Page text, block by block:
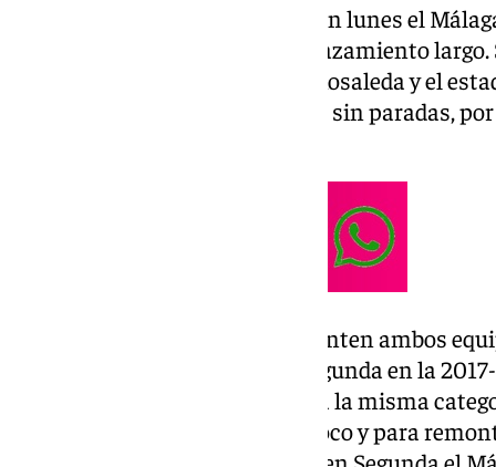
Será la primera vez que juegue en lunes el
visitante y además en un desplazamiento
kilómetros entre el estadio La Rosaleda y el
un viaje en coche de ocho horas sin paradas,
Será la primera vez que se enfrenten ambos
actuales. La Cultu estuvo en Segunda en la
descendiendo los malaguistas a la misma
Primera. No coincidieron por poco y para